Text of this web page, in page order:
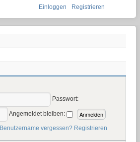
Einloggen Registrieren
Passwort:
Angemeldet bleiben:
Benutzername vergessen? Registrieren